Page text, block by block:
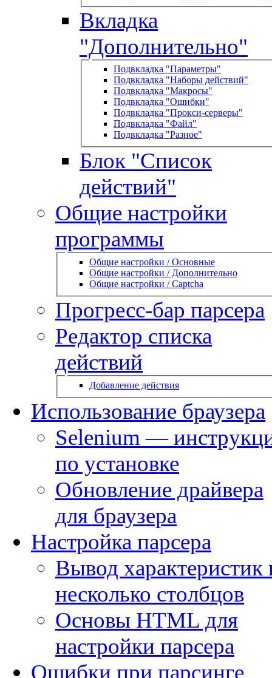
Вкладка
"Дополнительно"
Подвкладка "Параметры"
Подвкладка "Наборы действий"
Подвкладка "Макросы"
Подвкладка "Ошибки"
Подвкладка "Прокси-серверы"
Подвкладка "Файл"
Подвкладка "Разное"
Блок "Список
действий"
Общие настройки
программы
Общие настройки / Основные
Общие настройки / Дополнительно
Общие настройки / Captcha
Прогресс-бар парсера
Редактор списка
действий
Добавление действия
Использование браузера
Selenium —
по установке
Обновление драйвера
для браузера
Настройка парсера
Вывод характеристик
несколько столбцов
Основы HTML для
настройки парсера
Ошибки при парсинге